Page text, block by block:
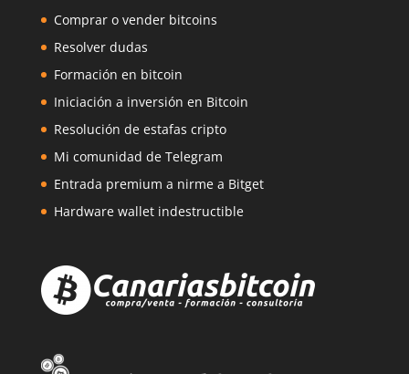
Comprar o vender bitcoins
Resolver dudas
Formación en bitcoin
Iniciación a inversión en Bitcoin
Resolución de estafas cripto
Mi comunidad de Telegram
Entrada premium a nirme a Bitget
Hardware wallet indestructible